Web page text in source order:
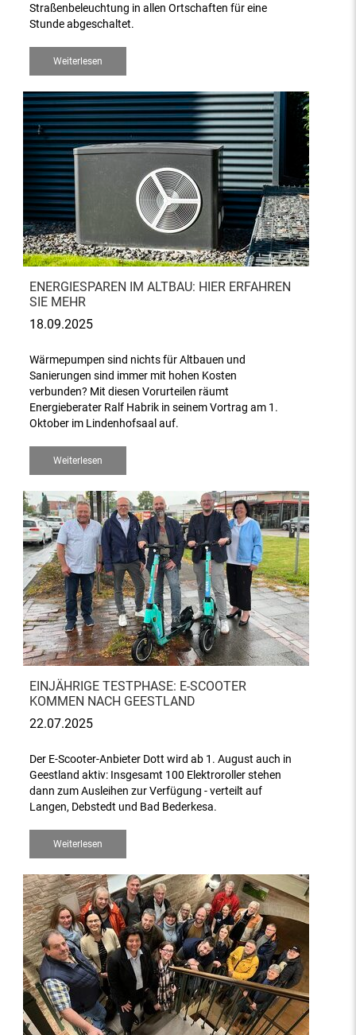
Straßenbeleuchtung in allen Ortschaften für eine
Stunde abgeschaltet.
Weiterlesen
ENERGIESPAREN IM ALTBAU: HIER ERFAHREN
SIE MEHR
18.09.2025
Wärmepumpen sind nichts für Altbauen und
Sanierungen sind immer mit hohen Kosten
verbunden? Mit diesen Vorurteilen räumt
Energieberater Ralf Habrik in seinem Vortrag am 1.
Oktober im Lindenhofsaal auf.
Weiterlesen
EINJÄHRIGE TESTPHASE: E-SCOOTER
KOMMEN NACH GEESTLAND
22.07.2025
Der E-Scooter-Anbieter Dott wird ab 1. August auch in
Geestland aktiv: Insgesamt 100 Elektroroller stehen
dann zum Ausleihen zur Verfügung - verteilt auf
Langen, Debstedt und Bad Bederkesa.
Weiterlesen